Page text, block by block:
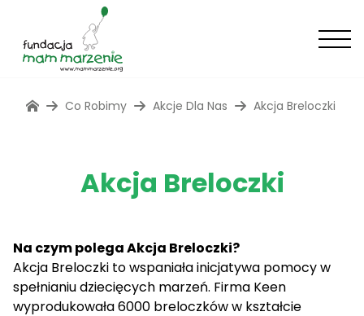
Co Robimy Akcje Dla Nas Akcja Breloczki
Akcja Breloczki
Na czym polega Akcja Breloczki?
Akcja Breloczki to wspaniała inicjatywa pomocy w
spełnianiu dziecięcych marzeń. Firma Keen
wyprodukowała 6000 breloczków w kształcie